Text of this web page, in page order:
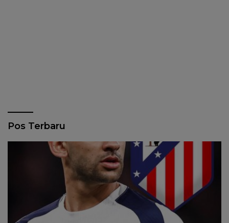
Pos Terbaru